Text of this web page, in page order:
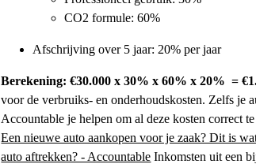
CO2 formule:60%
Afschrijving over 5 jaar:20% per jaar
Berekening:€30.000 x 30% x 60% x 20% =
voor de verbruiks- en onderhoudskosten. Zelfs je
Accountable je helpen om al deze kosten correct
Een nieuwe auto aankopen voor je zaak? Dit is
auto aftrekken? - Accountable Inkomsten uit een